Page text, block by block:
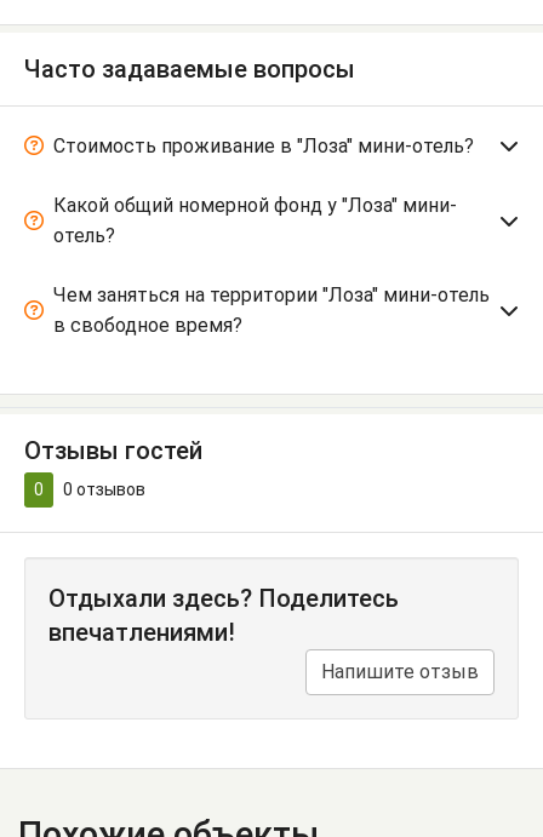
Часто задаваемые вопросы
Стоимость проживание в "Лоза" мини-отель?
Какой общий номерной фонд у "Лоза" мини-
отель?
Чем заняться на территории "Лоза" мини-отель
в свободное время?
Отзывы гостей
0 0 отзывов
Отдыхали здесь? Поделитесь
впечатлениями!
Напишите отзыв